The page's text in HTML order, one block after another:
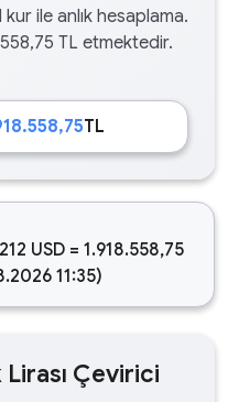
ile anlık hesaplama.
TL etmektedir.
TL
USD = 1.918.558,75
11:35)
Lirası Çevirici